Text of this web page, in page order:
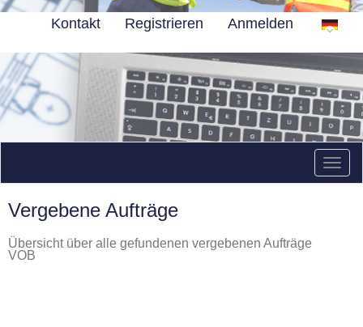
Kontakt Registrieren Anmelden
Vergebene Aufträge
Übersicht über alle gefundenen vergebenen Aufträge
VOB